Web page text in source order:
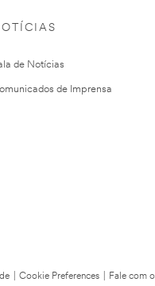
de Notícias
de Imprensa
Cookie Preferences
Fale com